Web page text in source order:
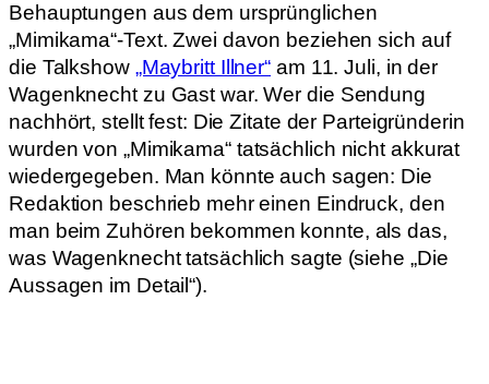
Behauptungen aus dem ursprünglichen
„Mimikama“-Text. Zwei davon beziehen sich auf
die Talkshow „Maybritt Illner“ am 11. Juli, in der
Wagenknecht zu Gast war. Wer die Sendung
nachhört, stellt fest: Die Zitate der Parteigründerin
wurden von „Mimikama“ tatsächlich nicht akkurat
wiedergegeben. Man könnte auch sagen: Die
Redaktion beschrieb mehr einen Eindruck, den
man beim Zuhören bekommen konnte, als das,
was Wagenknecht tatsächlich sagte (siehe „Die
Aussagen im Detail“).